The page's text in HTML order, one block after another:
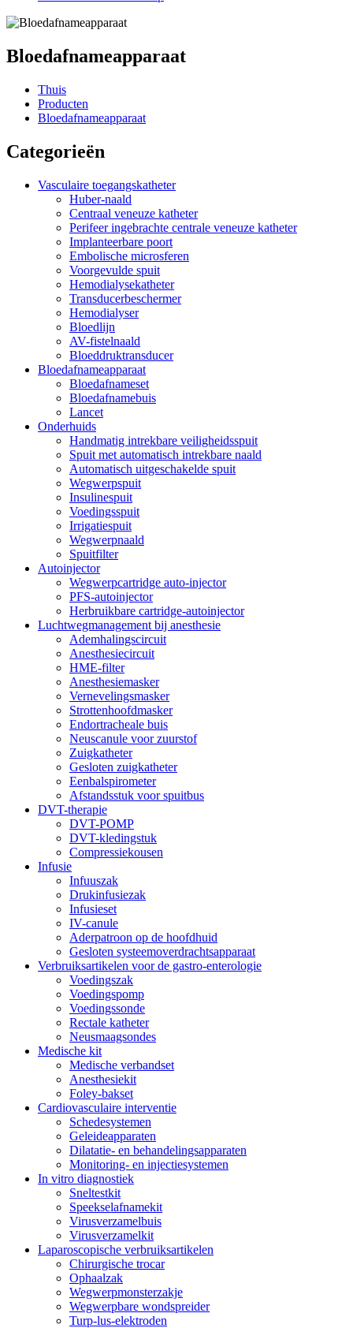
Bloedafnameapparaat
Thuis
Producten
Bloedafnameapparaat
Categorieën
Vasculaire toegangskatheter
Huber-naald
Centraal veneuze katheter
Perifeer ingebrachte centrale veneuze katheter
Implanteerbare poort
Embolische microsferen
Voorgevulde spuit
Hemodialysekatheter
Transducerbeschermer
Hemodialyser
Bloedlijn
AV-fistelnaald
Bloeddruktransducer
Bloedafnameapparaat
Bloedafnameset
Bloedafnamebuis
Lancet
Onderhuids
Handmatig intrekbare veiligheidsspuit
Spuit met automatisch intrekbare naald
Automatisch uitgeschakelde spuit
Wegwerpspuit
Insulinespuit
Voedingsspuit
Irrigatiespuit
Wegwerpnaald
Spuitfilter
Autoinjector
Wegwerpcartridge auto-injector
PFS-autoinjector
Herbruikbare cartridge-autoinjector
Luchtwegmanagement bij anesthesie
Ademhalingscircuit
Anesthesiecircuit
HME-filter
Anesthesiemasker
Vernevelingsmasker
Strottenhoofdmasker
Endortracheale buis
Neuscanule voor zuurstof
Zuigkatheter
Gesloten zuigkatheter
Eenbalspirometer
Afstandsstuk voor spuitbus
DVT-therapie
DVT-POMP
DVT-kledingstuk
Compressiekousen
Infusie
Infuuszak
Drukinfusiezak
Infusieset
IV-canule
Aderpatroon op de hoofdhuid
Gesloten systeemoverdrachtsapparaat
Verbruiksartikelen voor de gastro-enterologie
Voedingszak
Voedingspomp
Voedingssonde
Rectale katheter
Neusmaagsondes
Medische kit
Medische verbandset
Anesthesiekit
Foley-bakset
Cardiovasculaire interventie
Schedesystemen
Geleideapparaten
Dilatatie- en behandelingsapparaten
Monitoring- en injectiesystemen
In vitro diagnostiek
Sneltestkit
Speekselafnamekit
Virusverzamelbuis
Virusverzamelkit
Laparoscopische verbruiksartikelen
Chirurgische trocar
Ophaalzak
Wegwerpmonsterzakje
Wegwerpbare wondspreider
Turp-lus-elektroden